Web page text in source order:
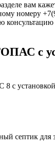
вам
номеру
консультацию
с